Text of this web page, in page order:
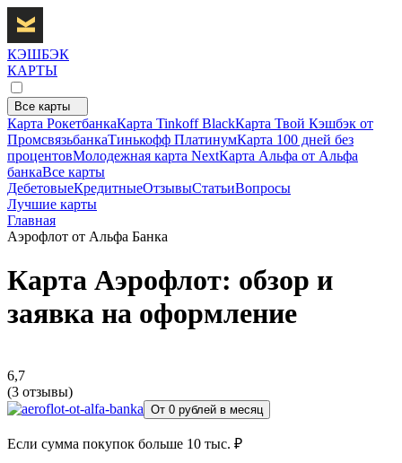
КЭШБЭК
КАРТЫ
Все карты
Карта РокетбанкаКарта Tinkoff BlackКарта Твой Кэшбэк от
ПромсвязьбанкаТинькофф ПлатинумКарта 100 дней без
процентовМолодежная карта NextКарта Альфа от Альфа
банкаВсе карты
ДебетовыеКредитныеОтзывыСтатьиВопросы
Лучшие карты
Главная
Аэрофлот от Альфа Банка
Карта Аэрофлот: обзор и
заявка на оформление
6,7
(3 отзывы)
От 0 рублей в месяц
Если сумма покупок больше 10 тыс. ₽